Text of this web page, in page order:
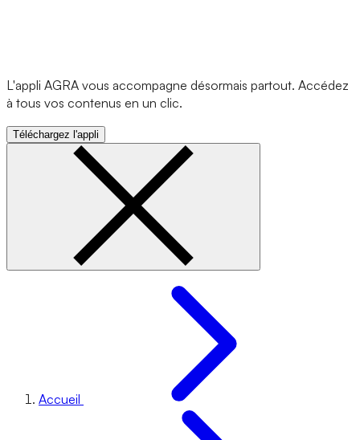
L'appli AGRA vous accompagne désormais partout. Accédez
à tous vos contenus en un clic.
Téléchargez l'appli
Accueil